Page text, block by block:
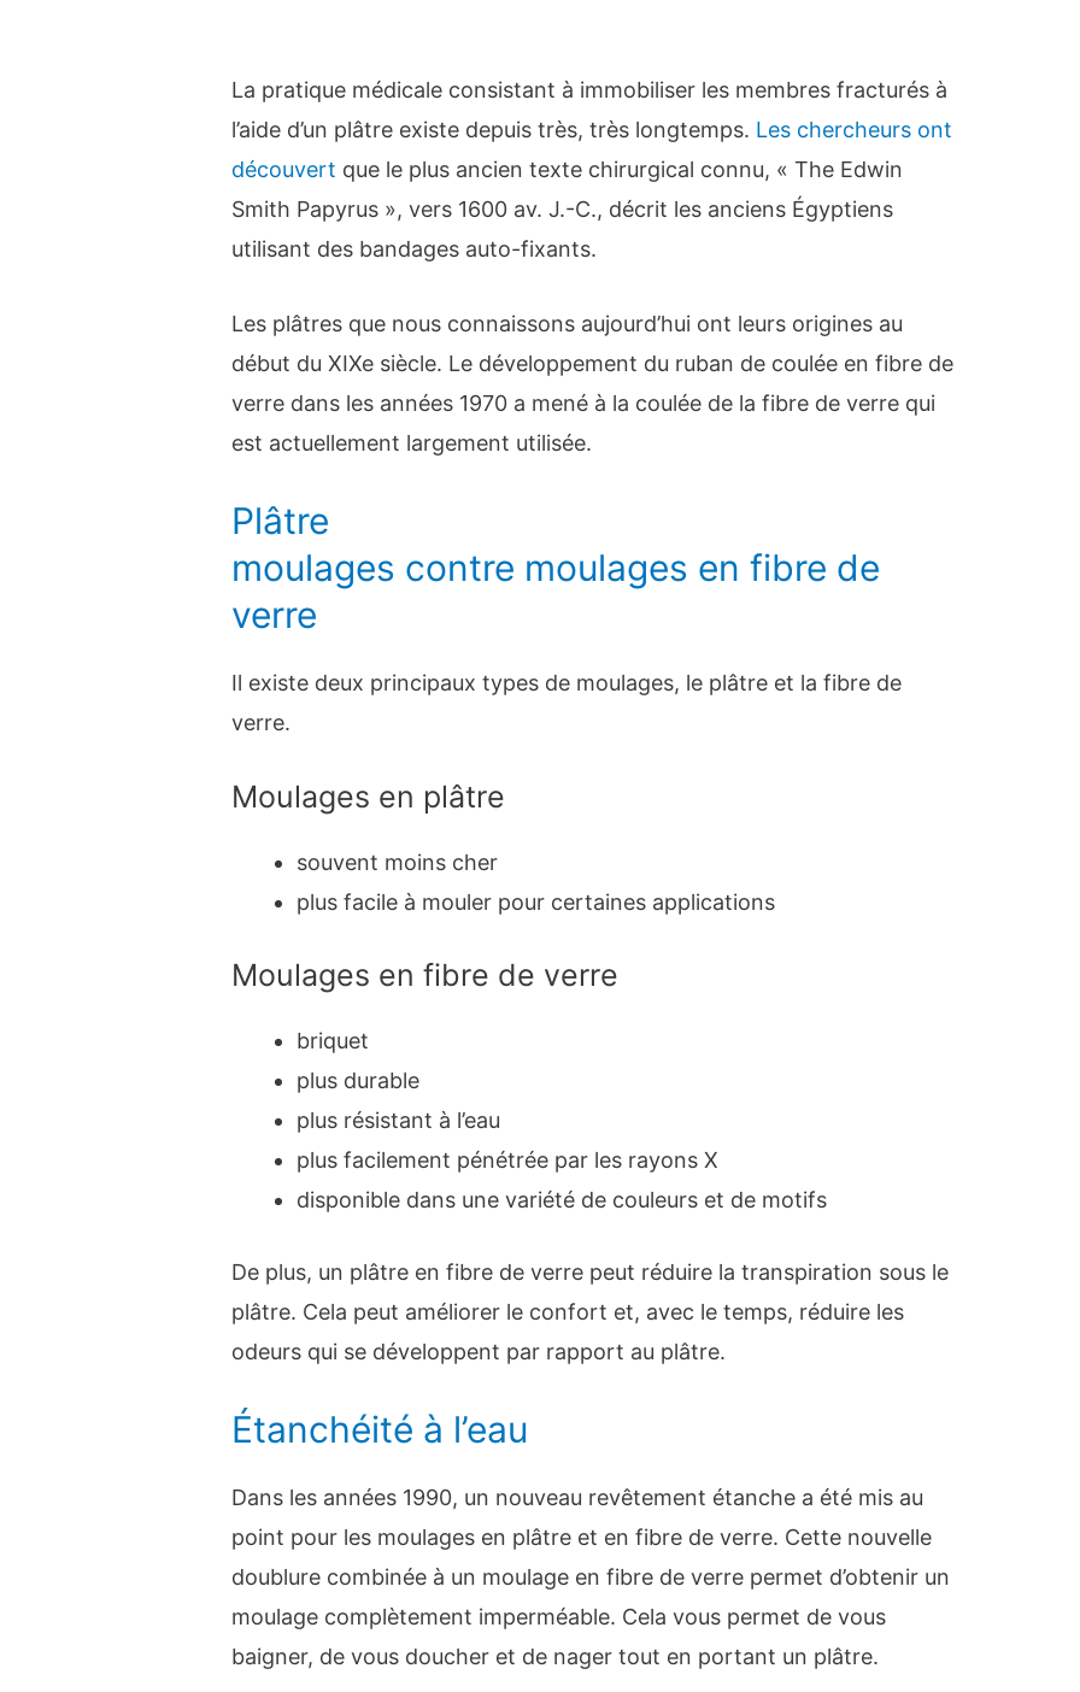
La pratique médicale consistant à immobiliser les membres fracturés à
l’aide d’un plâtre existe depuis très, très longtemps. Les chercheurs ont
découvert que le plus ancien texte chirurgical connu, « The Edwin
Smith Papyrus », vers 1600 av. J.-C., décrit les anciens Égyptiens
utilisant des bandages auto-fixants.
Les plâtres que nous connaissons aujourd’hui ont leurs origines au
début du XIXe siècle. Le développement du ruban de coulée en fibre de
verre dans les années 1970 a mené à la coulée de la fibre de verre qui
est actuellement largement utilisée.
Plâtre
moulages contre moulages en fibre de
verre
Il existe deux principaux types de moulages, le plâtre et la fibre de
verre.
Moulages en plâtre
souvent moins cher
plus facile à mouler pour certaines applications
Moulages en fibre de verre
briquet
plus durable
plus résistant à l’eau
plus facilement pénétrée par les rayons X
disponible dans une variété de couleurs et de motifs
De plus, un plâtre en fibre de verre peut réduire la transpiration sous le
plâtre. Cela peut améliorer le confort et, avec le temps, réduire les
odeurs qui se développent par rapport au plâtre.
Étanchéité à l’eau
Dans les années 1990, un nouveau revêtement étanche a été mis au
point pour les moulages en plâtre et en fibre de verre. Cette nouvelle
doublure combinée à un moulage en fibre de verre permet d’obtenir un
moulage complètement imperméable. Cela vous permet de vous
baigner, de vous doucher et de nager tout en portant un plâtre.